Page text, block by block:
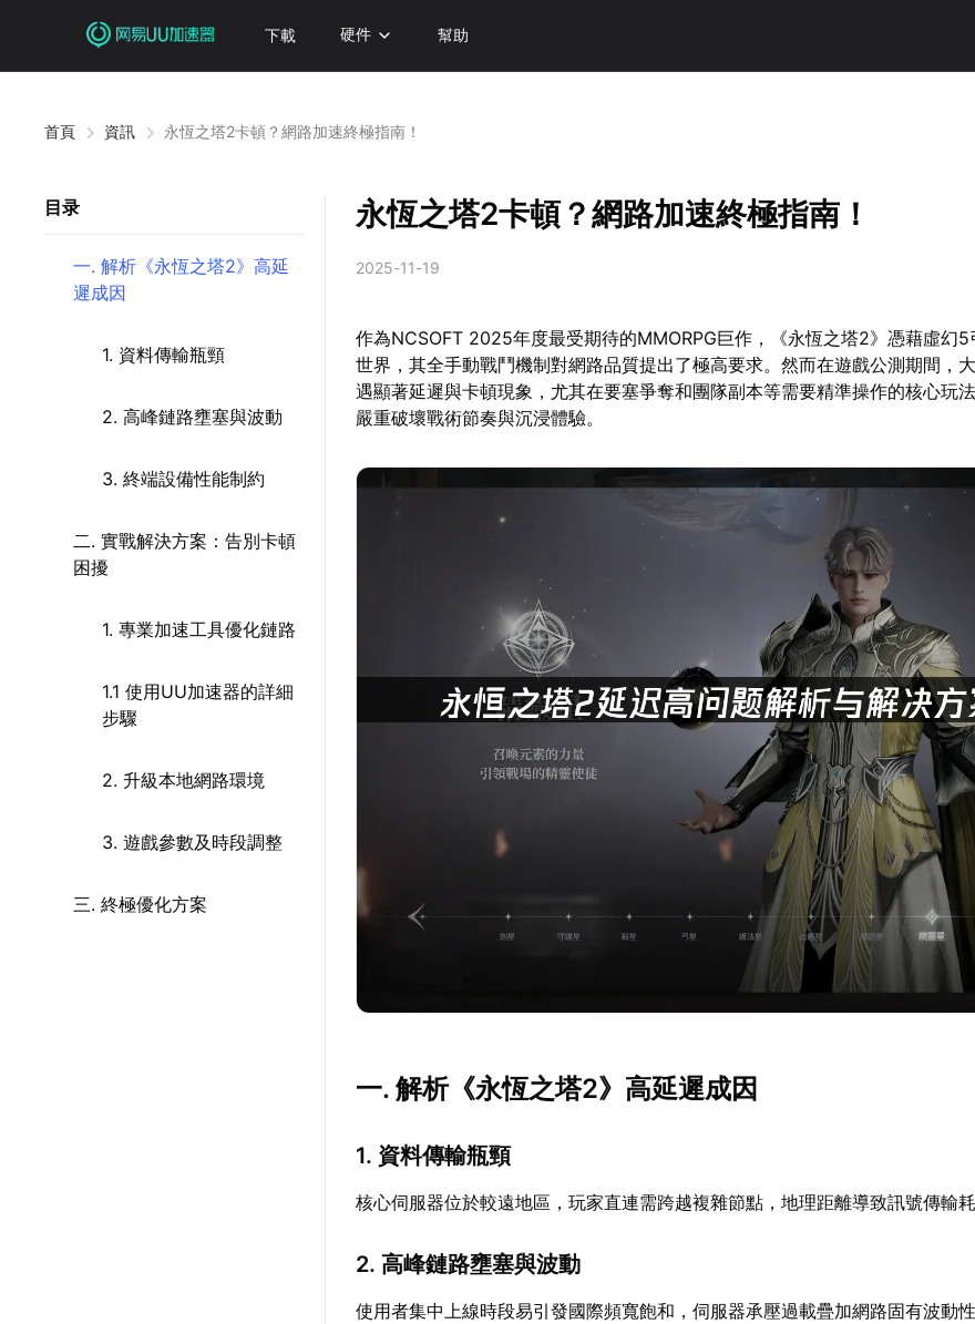
下載 硬件 幫助
首頁 資訊 永恆之塔2卡頓？網路加速終極指南！
目录
一. 解析《永恆之塔2》高延
遲成因
1. 資料傳輸瓶頸
2. 高峰鏈路壅塞與波動
3. 終端設備性能制約
二. 實戰解決方案：告別卡頓
困擾
1. 專業加速工具優化鏈路
1.1 使用UU加速器的詳細
步驟
2. 升級本地網路環境
3. 遊戲參數及時段調整
三. 終極優化方案
永恆之塔2卡頓？網路加速終極指南！
2025-11-19
作為NCSOFT 2025年度最受期待的MMORPG巨作，《永恆之塔2》憑藉虛幻5
世界，其全手動戰鬥機制對網路品質提出了極高要求。然而在遊戲公測期間，
遇顯著延遲與卡頓現象，尤其在要塞爭奪和團隊副本等需要精準操作的核心玩
嚴重破壞戰術節奏與沉浸體驗。
一. 解析《永恆之塔2》高延遲成因
1. 資料傳輸瓶頸
核心伺服器位於較遠地區，玩家直連需跨越複雜節點，地理距離導致訊號傳輸耗
2. 高峰鏈路壅塞與波動
使用者集中上線時段易引發國際頻寬飽和，伺服器承壓過載疊加網路固有波動